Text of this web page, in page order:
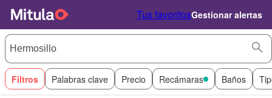
Tus favoritosGestionar alertas
Filtros Palabras clave Precio Recámaras Baños